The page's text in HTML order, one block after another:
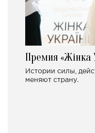
Премия «Жінка
Истории силы,
меняют страну.